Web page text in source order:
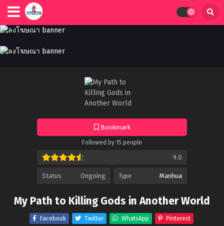
Bookmark
Followed by 15 people
9.0
Status Ongoing Type Manhua
My Path to Killing Gods in Another World
Facebook Twitter WhatsApp Pinterest